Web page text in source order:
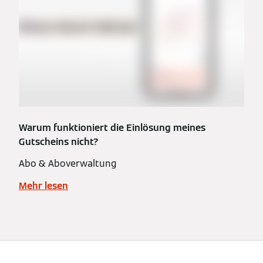
Warum funktioniert die Einlösung meines
Gutscheins nicht?
Abo & Aboverwaltung
Mehr lesen